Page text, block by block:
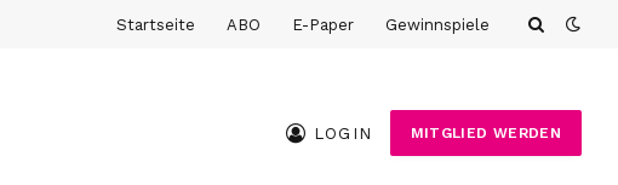
Startseite ABO E-Paper Gewinnspiele
LOGIN MITGLIED WERDEN